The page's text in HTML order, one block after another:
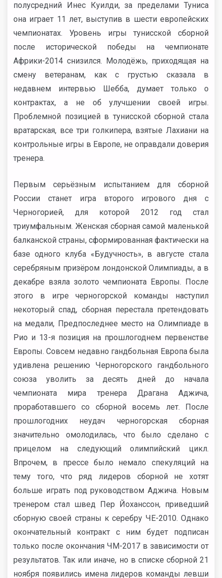
полусредний Инес Куилди, за пределами Туниса
она играет 11 лет, выступив в шести европейских
чемпионатах. Уровень игры тунисской сборной
после исторической победы на чемпионате
Африки-2014 снизился. Молодёжь, приходящая на
смену ветеранам, как с грустью сказала в
недавнем интервью Шебба, думает только о
контрактах, а не об улучшении своей игры.
Проблемной позицией в тунисской сборной стала
вратарская, все три голкипера, взятые Лахиани на
контрольные игры в Европе, не оправдали доверия
тренера.
Первым серьёзным испытанием для сборной
России станет игра второго игрового дня с
Черногорией, для которой 2012 год стал
триумфальным. Женская сборная самой маленькой
балканской страны, сформированная фактически на
базе одного клуба «Будучность», в августе стала
серебряным призёром лондонской Олимпиады, а в
декабре взяла золото чемпионата Европы. После
этого в игре черногорской команды наступил
некоторый спад, сборная перестала претендовать
на медали, Предпоследнее место на Олимпиаде в
Рио и 13-я позиция на прошлогоднем первенстве
Европы. Совсем недавно гандбольная Европа была
удивлена решению Черногорского гандбольного
союза уволить за десять дней до начала
чемпионата мира тренера Драгана Аджича,
проработавшего со сборной восемь лет. После
прошлогодних неудач черногорская сборная
значительно омолодилась, что было сделано с
прицелом на следующий олимпийский цикл.
Впрочем, в прессе было немало спекуляций на
тему того, что ряд лидеров сборной не хотят
больше играть под руководством Аджича. Новым
тренером стал швед Пер Йоханссон, приведший
сборную своей страны к серебру ЧЕ-2010. Однако
окончательный контракт с ним будет подписан
только после окончания ЧМ-2017 в зависимости от
результатов. Так или иначе, но в списке сборной 21
ноября появились имена лидеров команды левши